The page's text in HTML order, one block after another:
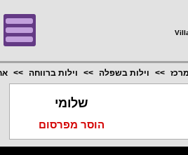
וילות בשפלה וילות ברווחה
שלומי
הוסר מפרסום